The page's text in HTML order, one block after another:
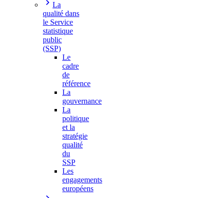
La
qualité dans
le Service
statistique
public
(SSP)
Le
cadre
de
référence
La
gouvernance
La
politique
et la
stratégie
qualité
du
SSP
Les
engagements
européens